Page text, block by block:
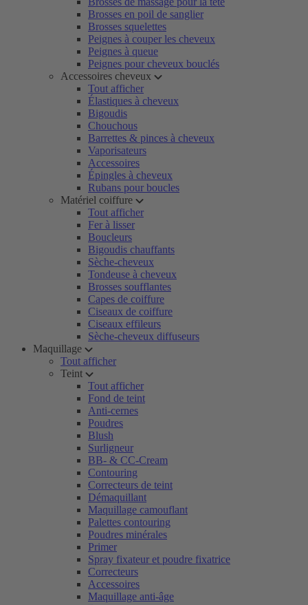
Brosses en poil de sanglier
Brosses squelettes
Peignes à couper les cheveux
Peignes à queue
Peignes pour cheveux bouclés
Accessoires cheveux
Tout afficher
Élastiques à cheveux
Bigoudis
Chouchous
Barrettes & pinces à cheveux
Vaporisateurs
Accessoires
Épingles à cheveux
Rubans pour boucles
Matériel coiffure
Tout afficher
Fer à lisser
Boucleurs
Bigoudis chauffants
Sèche-cheveux
Tondeuse à cheveux
Brosses soufflantes
Capes de coiffure
Ciseaux de coiffure
Ciseaux effileurs
Sèche-cheveux diffuseurs
Maquillage
Tout afficher
Teint
Tout afficher
Fond de teint
Anti-cernes
Poudres
Blush
Surligneur
BB- & CC-Cream
Contouring
Correcteurs de teint
Démaquillant
Maquillage camouflant
Palettes contouring
Poudres minérales
Primer
Spray fixateur et poudre fixatrice
Correcteurs
Accessoires
Maquillage anti-âge